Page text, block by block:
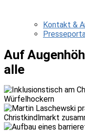
Kontakt &
Auf
alle